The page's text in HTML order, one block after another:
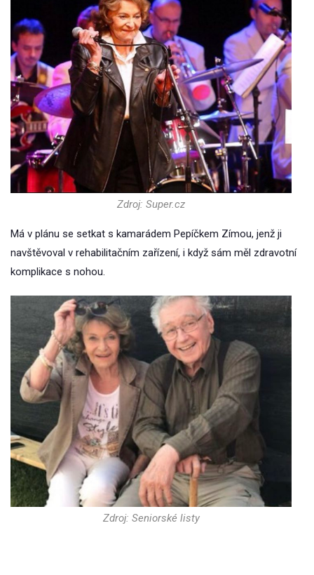
Zdroj: Super.cz
Má v plánu se setkat s kamarádem Pepíčkem Zímou, jenž ji
navštěvoval v rehabilitačním zařízení, i když sám měl zdravotní
komplikace s nohou.
Zdroj: Seniorské listy